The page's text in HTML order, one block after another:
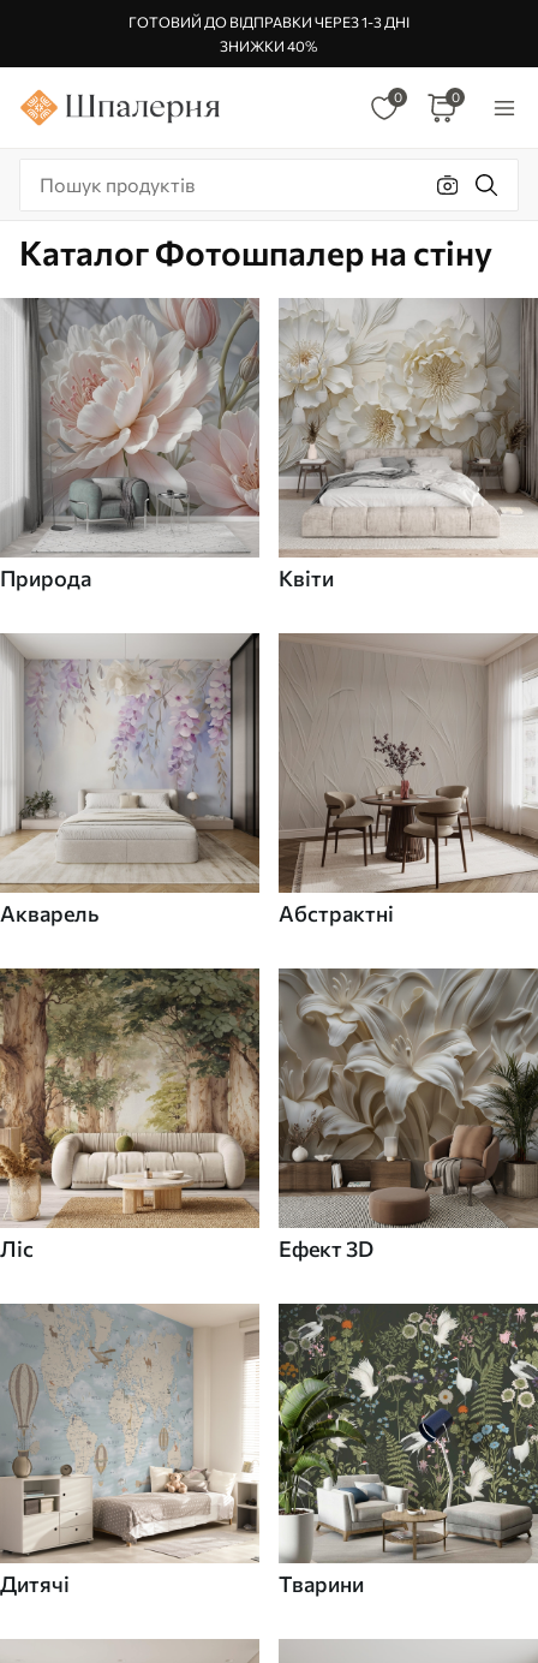
ГОТОВИЙ ДО ВІДПРАВКИ ЧЕРЕЗ 1-3 ДНІ
ЗНИЖКИ 40%
0 0
Каталог Фотошпалер на стіну
Природа Квіти
Акварель Абстрактні
Ліс Ефект 3D
Дитячі Тварини